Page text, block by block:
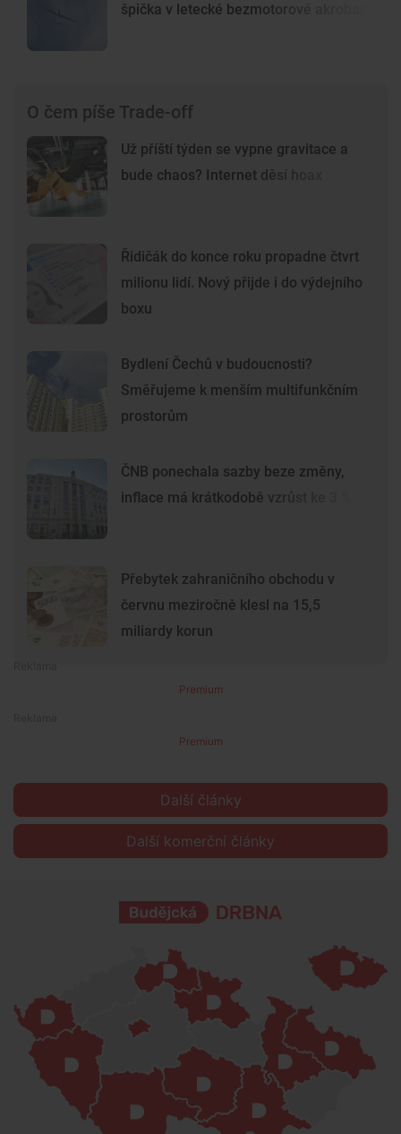
špička v letecké bezmotorové akrobacii
O čem píše Trade-off
Už příští týden se vypne gravitace a
bude chaos? Internet děsí hoax
Řidičák do konce roku propadne čtvrt
milionu lidí. Nový přijde i do výdejního
boxu
Bydlení Čechů v budoucnosti?
Směřujeme k menším multifunkčním
prostorům
ČNB ponechala sazby beze změny,
inflace má krátkodobě vzrůst ke 3 %
Přebytek zahraničního obchodu v
červnu meziročně klesl na 15,5
miliardy korun
Premium
Premium
Další články
Další komerční články